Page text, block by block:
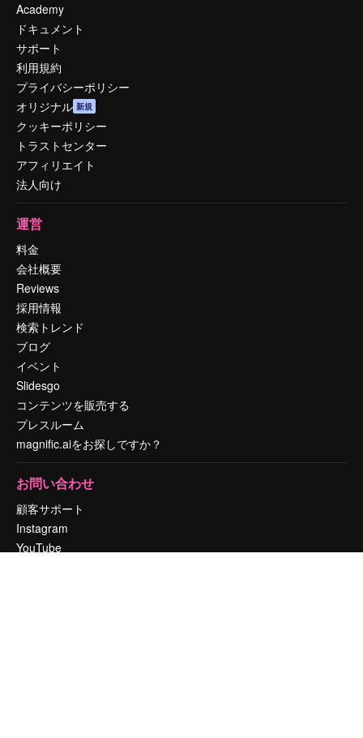
Academy
ドキュメント
サポート
利用規約
プライバシーポリシー
オリジナル 新規
クッキーポリシー
トラストセンター
アフィリエイト
法人向け
運営
料金
会社概要
Reviews
採用情報
検索トレンド
ブログ
イベント
Slidesgo
コンテンツを販売する
プレスルーム
magnific.aiをお探しですか？
お問い合わせ
顧客サポート
Instagram
YouTube